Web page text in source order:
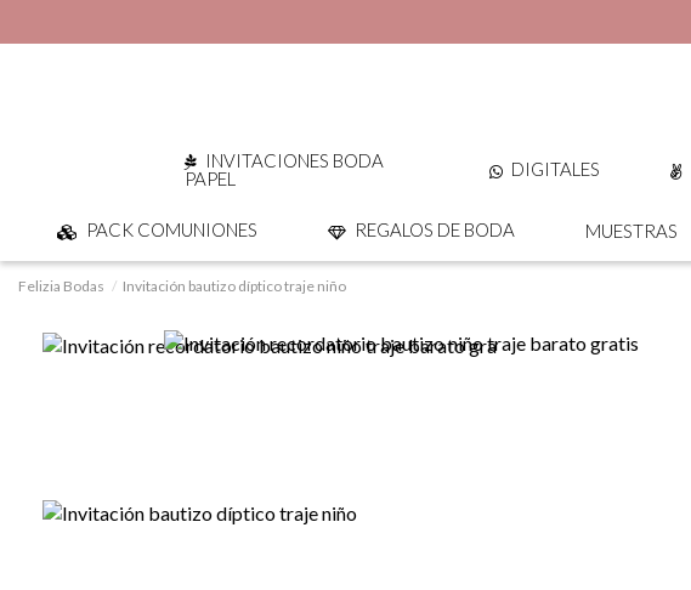
INVITACIONES BODA
PAPEL
DIGITALES
PACK COMUNIONES REGALOS DE BODA MUESTRAS
Felizia Bodas Invitación bautizo díptico traje niño